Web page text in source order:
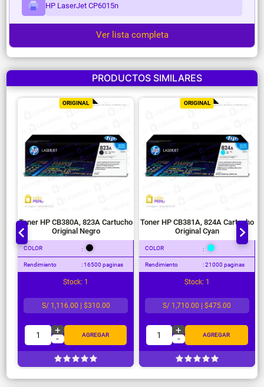
HP LaserJet CP6015n
Ver lista completa
PRODUCTOS SIMILARES
ORIGINAL
Toner HP CB380A, 823A Cartucho
Original Negro
COLOR :
Rendimiento : 16500 paginas
Stock: 1
S/ 1,116.00 | $310.00
1 +
- AGREGAR
ORIGINAL
Toner HP CB381A, 824A Cartucho
Original Cyan
COLOR :
Rendimiento : 21000 paginas
Stock: 1
S/ 1,710.00 | $475.00
1 +
- AGREGAR